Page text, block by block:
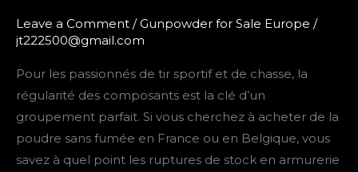
Leave a Comment /Gunpowder for Sale Europe /
jt222500@gmail.com
Pour les passionnés de tir sportif et de chasse, la
régularité des composants est la clé d’un
groupement parfait. Si vous cherchez à acheter de la
poudre sans fumée en France ou en Belgique, vous
savez à quel point les ruptures de stock en armurerie
France
en
Belgique
:
Le
guide